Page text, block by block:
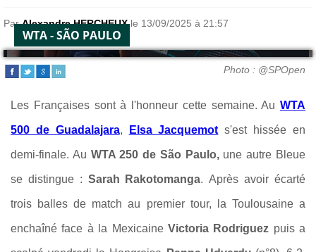
ParAlexandre HERCHEUXle 13/09/2025 à 21:57
WTA - SÃO PAULO
Photo : @SPOpen
Les Françaises sont à l'honneur cette semaine. Au WTA
500 de Guadalajara, Elsa Jacquemot s'est hissée en
demi-finale. Au WTA 250 de São Paulo,une autre Bleue
se distingue : Sarah Rakotomanga.Après avoir écarté
trois balles de match au premier tour, la Toulousaine a
enchaîné face à la Mexicaine Victoria Rodriguez puis a